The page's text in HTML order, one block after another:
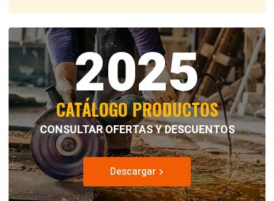
2025
CATÁLOGO PRODUCTOS
CONSULTAR OFERTAS Y DESCUENTOS
Descargar